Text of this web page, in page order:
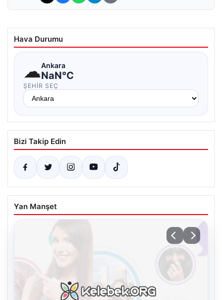
Hava Durumu
☁Ankara
NaN°C
ŞEHIR SEÇ
Bizi Takip Edin
Yan Manşet